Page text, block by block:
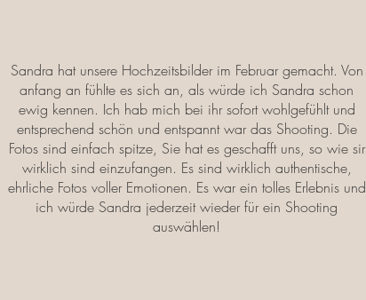
Sandra hat unsere Hochzeitsbilder im Februar gemacht. Von
anfang an fühlte es sich an, als würde ich Sandra schon
ewig kennen. Ich hab mich bei ihr sofort wohlgefühlt und
entsprechend schön und entspannt war das Shooting. Die
Fotos sind einfach spitze, Sie hat es geschafft uns, so wie sir
wirklich sind einzufangen. Es sind wirklich authentische,
ehrliche Fotos voller Emotionen. Es war ein tolles Erlebnis und
ich würde Sandra jederzeit wieder für ein Shooting
auswählen!